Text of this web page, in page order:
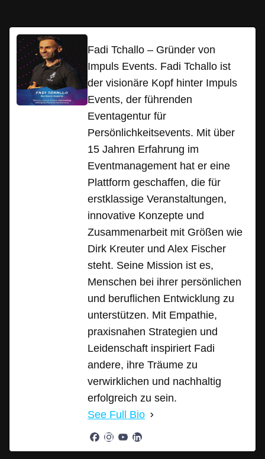
Fadi Tchallo – Gründer von
Impuls Events. Fadi Tchallo ist
der visionäre Kopf hinter Impuls
Events, der führenden
Eventagentur für
Persönlichkeitsevents. Mit über
15 Jahren Erfahrung im
Eventmanagement hat er eine
Plattform geschaffen, die für
erstklassige Veranstaltungen,
innovative Konzepte und
Zusammenarbeit mit Größen wie
Dirk Kreuter und Alex Fischer
steht. Seine Mission ist es,
Menschen bei ihrer persönlichen
und beruflichen Entwicklung zu
unterstützen. Mit Empathie,
praxisnahen Strategien und
Leidenschaft inspiriert Fadi
andere, ihre Träume zu
verwirklichen und nachhaltig
erfolgreich zu sein.
See Full Bio